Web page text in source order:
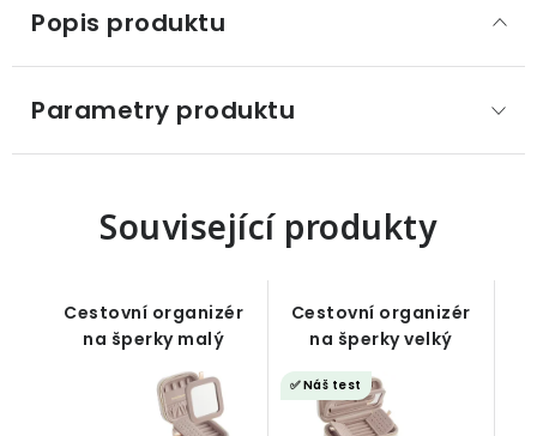
Popis produktu
Parametry produktu
Související produkty
Cestovní organizér
na šperky malý
Cestovní organizér
na šperky velký
✅ Náš test